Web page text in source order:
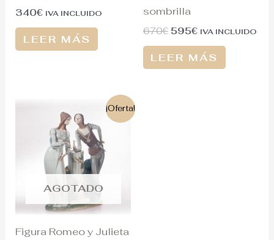
340€ IVA INCLUIDO
LEER MÁS
sombrilla
670€ 595€ IVA INCLUIDO
LEER MÁS
¡Oferta!
AGOTADO
Figura Romeo y Julieta
precio
original
era:
3.120€.
precio
actual
es:
900€.